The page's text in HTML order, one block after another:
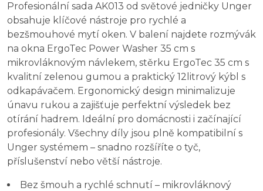
Profesionální sada AK013 od světové jedničky Unger
obsahuje klíčové nástroje pro rychlé a
bezšmouhové mytí oken. V balení najdete rozmývák
na okna ErgoTec Power Washer 35 cm s
mikrovláknovým návlekem, stěrku ErgoTec 35 cm s
kvalitní zelenou gumou a praktický 12litrový kýbl s
odkapávačem. Ergonomický design minimalizuje
únavu rukou a zajišťuje perfektní výsledek bez
otírání hadrem. Ideální pro domácnosti i začínající
profesionály. Všechny díly jsou plně kompatibilní s
Unger systémem – snadno rozšíříte o tyč,
příslušenství nebo větší nástroje.
Bez šmouh a rychlé schnutí – mikrovláknový